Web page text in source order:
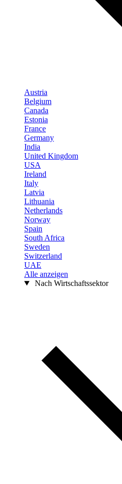
Austria
Belgium
Canada
Estonia
France
Germany
India
United Kingdom
USA
Ireland
Italy
Latvia
Lithuania
Netherlands
Norway
Spain
South Africa
Sweden
Switzerland
UAE
Alle anzeigen
Nach Wirtschaftssektor